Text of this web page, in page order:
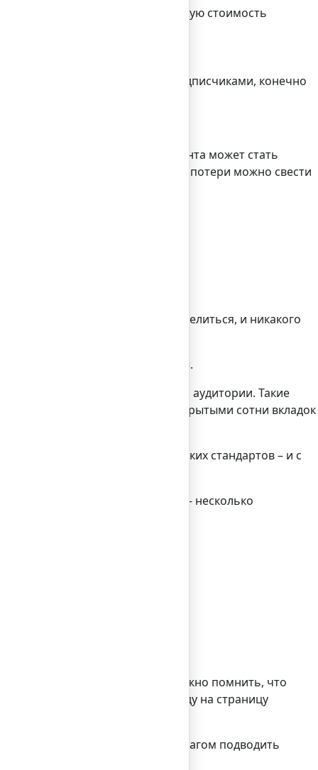
превышающую фактическую стоимость
равнодушными.
контента – и их подписчиками, конечно
окупит, курирование контента может стать
– это время, но и эти потери можно свести
день.
которыми можно поделиться, и никакого
материалов именно этой сферы.
подходящие для целевой аудитории. Такие
не удерживая постоянно открытыми сотни вкладок
по отношению к нему высоких стандартов – и с
этот материал подавать. Вот – несколько
форм:
– тем лучше. Кроме того, важно помнить, что
в текст или к переходу на страницу
образом, чтобы с каждым шагом подводить